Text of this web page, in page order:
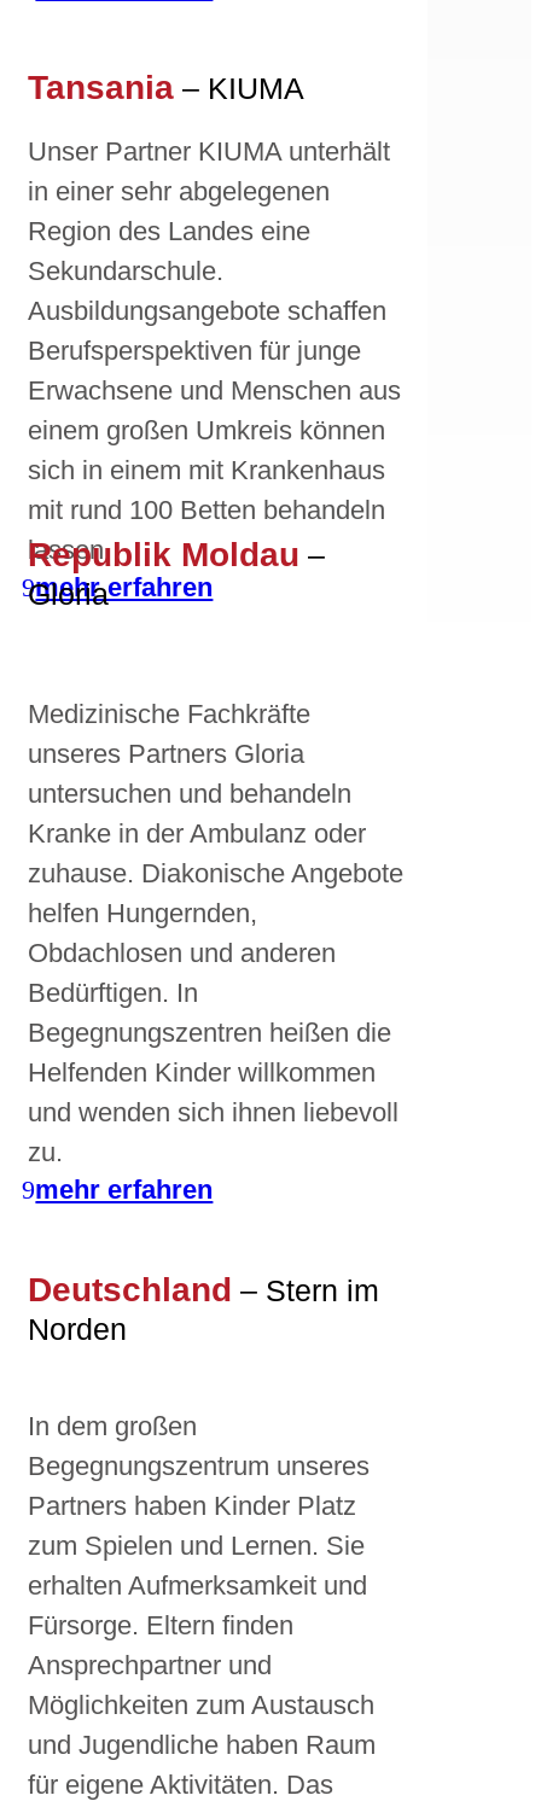
Tansania – KIUMA
Unser Partner KIUMA unterhält
in einer sehr abgelegenen
Region des Landes eine
Sekundarschule.
Ausbildungsangebote schaffen
Berufsperspektiven für junge
Erwachsene und Menschen aus
einem großen Umkreis können
sich in einem mit Krankenhaus
mit rund 100 Betten behandeln
lassen.
mehr erfahren
Republik Moldau –
Gloria
Medizinische Fachkräfte
unseres Partners Gloria
untersuchen und behandeln
Kranke in der Ambulanz oder
zuhause. Diakonische Angebote
helfen Hungernden,
Obdachlosen und anderen
Bedürftigen. In
Begegnungszentren heißen die
Helfenden Kinder willkommen
und wenden sich ihnen liebevoll
zu.
mehr erfahren
Deutschland – Stern im
Norden
In dem großen
Begegnungszentrum unseres
Partners haben Kinder Platz
zum Spielen und Lernen. Sie
erhalten Aufmerksamkeit und
Fürsorge. Eltern finden
Ansprechpartner und
Möglichkeiten zum Austausch
und Jugendliche haben Raum
für eigene Aktivitäten. Das